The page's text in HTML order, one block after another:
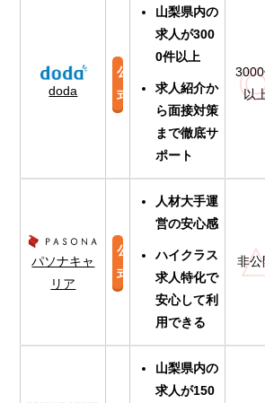
doda
公
式
山梨県内の
求人が300
0件以上
求人紹介か
ら面接対策
まで徹底サ
ポート
以
パソナキャ
リア
公
式
人材大手運
営の安心感
ハイクラス
求人特化で
安心して利
用できる
非公
山梨県内の
求人が150